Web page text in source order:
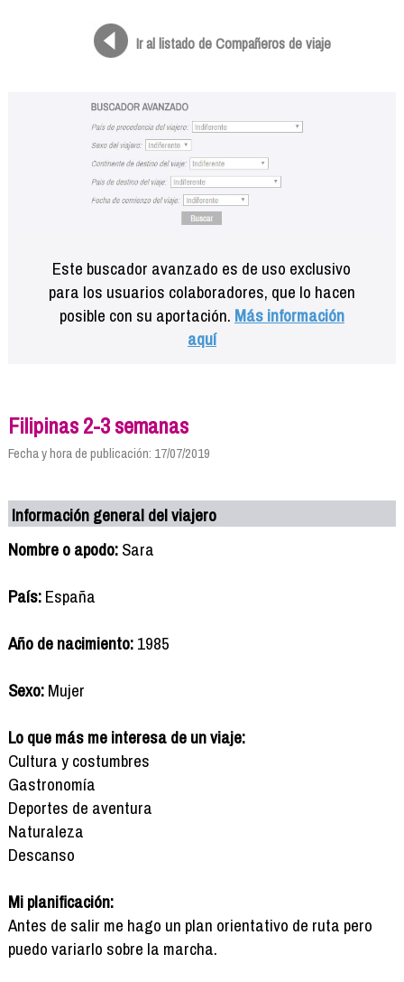
Ir al listado de Compañeros de viaje
Este buscador avanzado es de uso exclusivo
para los usuarios colaboradores, que lo hacen
posible con su aportación. Más información
aquí
Filipinas 2-3 semanas
Fecha y hora de publicación: 17/07/2019
Información general del viajero
Nombre o apodo:Sara
País:España
Año de nacimiento:1985
Sexo:Mujer
Lo que más me interesa de un viaje:
Cultura y costumbres
Gastronomía
Deportes de aventura
Naturaleza
Descanso
Mi planificación:
Antes de salir me hago un plan orientativo de ruta pero
puedo variarlo sobre la marcha.